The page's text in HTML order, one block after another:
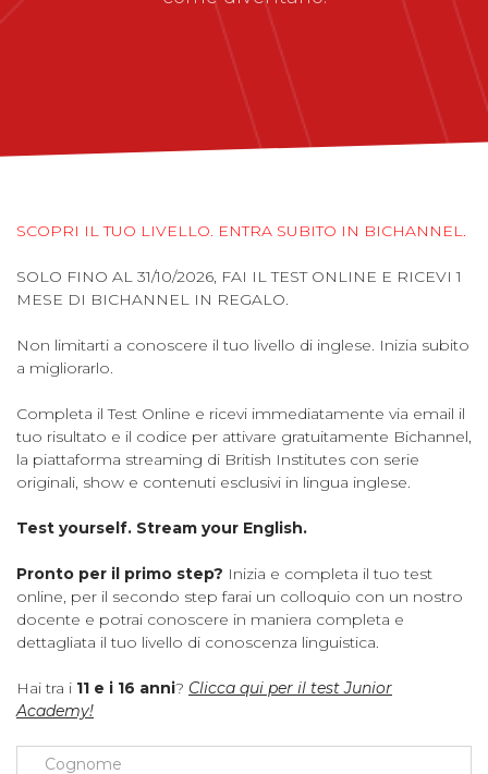
SCOPRI IL TUO LIVELLO. ENTRA SUBITO IN BICHANNEL.
SOLO FINO AL 31/10/2026, FAI IL TEST ONLINE E RICEVI 1
MESE DI BICHANNEL IN REGALO.
Non limitarti a conoscere il tuo livello di inglese. Inizia subito
a migliorarlo.
Completa il Test Online e ricevi immediatamente via email il
tuo risultato e il codice per attivare gratuitamente Bichannel,
la piattaforma streaming di British Institutes con serie
originali, show e contenuti esclusivi in lingua inglese.
Test yourself. Stream your English.
Pronto per il primo step? Inizia e completa il tuo test
online, per il secondo step farai un colloquio con un nostro
docente e potrai conoscere in maniera completa e
dettagliata il tuo livello di conoscenza linguistica.
Hai tra i 11 e i 16 anni? Clicca qui per il test Junior
Academy!